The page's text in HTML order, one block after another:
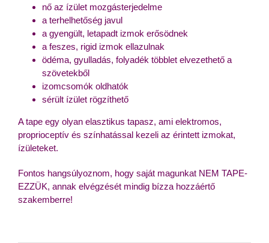
nő az ízület mozgásterjedelme
a terhelhetőség javul
a gyengült, letapadt izmok erősödnek
a feszes, rigid izmok ellazulnak
ödéma, gyulladás, folyadék többlet elvezethető a
szövetekből
izomcsomók oldhatók
sérült ízület rögzíthető
A tape egy olyan elasztikus tapasz, ami elektromos,
proprioceptív és színhatással kezeli az érintett izmokat,
ízületeket.
Fontos hangsúlyoznom, hogy saját magunkat NEM TAPE-
EZZÜK, annak elvégzését mindig bízza hozzáértő
szakemberre!